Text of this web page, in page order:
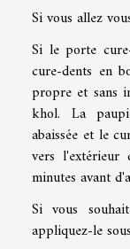
Si vous allez
Si le porte
cure-dents en
propre et sans
khol. La
abaissée et le
vers
minutes avant
Si vous
appliquez-le